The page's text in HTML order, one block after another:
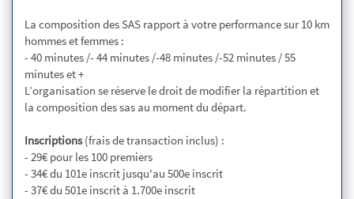
La composition des SAS rapport à votre performance sur 10 km
hommes et femmes :
- 40 minutes /- 44 minutes /-48 minutes /-52 minutes / 55
minutes et +
L’organisation se réserve le droit de modifier la répartition et
la composition des sas au moment du départ.
Inscriptions(frais de transaction inclus) :
- 29€ pour les 100 premiers
- 34€ du 101e inscrit jusqu'au 500e inscrit
- 37€ du 501e inscrit à 1.700e inscrit